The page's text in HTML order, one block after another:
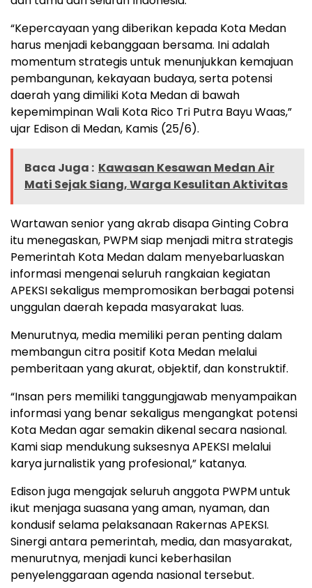
“Kepercayaan yang diberikan kepada Kota Medan
harus menjadi kebanggaan bersama. Ini adalah
momentum strategis untuk menunjukkan kemajuan
pembangunan, kekayaan budaya, serta potensi
daerah yang dimiliki Kota Medan di bawah
kepemimpinan Wali Kota Rico Tri Putra Bayu Waas,”
ujar Edison di Medan, Kamis (25/6).
Baca Juga : Kawasan Kesawan Medan Air
Mati Sejak Siang, Warga Kesulitan Aktivitas
Wartawan senior yang akrab disapa Ginting Cobra
itu menegaskan, PWPM siap menjadi mitra strategis
Pemerintah Kota Medan dalam menyebarluaskan
informasi mengenai seluruh rangkaian kegiatan
APEKSI sekaligus mempromosikan berbagai potensi
unggulan daerah kepada masyarakat luas.
Menurutnya, media memiliki peran penting dalam
membangun citra positif Kota Medan melalui
pemberitaan yang akurat, objektif, dan konstruktif.
“Insan pers memiliki tanggungjawab menyampaikan
informasi yang benar sekaligus mengangkat potensi
Kota Medan agar semakin dikenal secara nasional.
Kami siap mendukung suksesnya APEKSI melalui
karya jurnalistik yang profesional,” katanya.
Edison juga mengajak seluruh anggota PWPM untuk
ikut menjaga suasana yang aman, nyaman, dan
kondusif selama pelaksanaan Rakernas APEKSI.
Sinergi antara pemerintah, media, dan masyarakat,
menurutnya, menjadi kunci keberhasilan
penyelenggaraan agenda nasional tersebut.